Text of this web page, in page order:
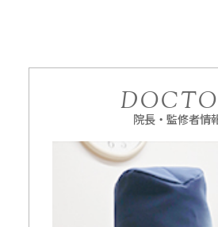
院長・監修者情